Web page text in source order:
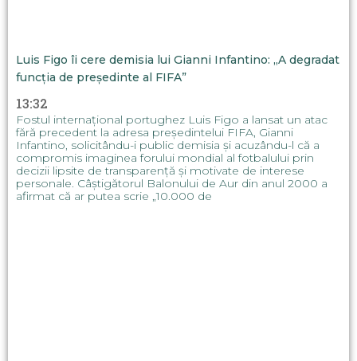
Luis Figo îi cere demisia lui Gianni Infantino: „A degradat
funcția de președinte al FIFA”
13:32
Fostul internațional portughez Luis Figo a lansat un atac
fără precedent la adresa președintelui FIFA, Gianni
Infantino, solicitându-i public demisia și acuzându-l că a
compromis imaginea forului mondial al fotbalului prin
decizii lipsite de transparență și motivate de interese
personale. Câștigătorul Balonului de Aur din anul 2000 a
afirmat că ar putea scrie „10.000 de